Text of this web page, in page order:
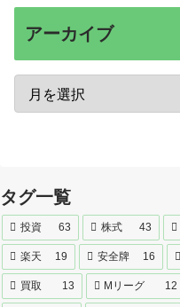
アーカイブ
タグ一覧
投資 63 株式 43
楽天 19 安全牌 16
買取 13 Mリーグ 12